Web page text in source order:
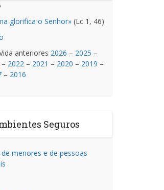
glorifica o Senhor» (Lc 1, 46)
anteriores 2026 – 2025 –
– 2022 – 2021 – 2020 – 2019 –
– 2016
Seguros
menores e de pessoas